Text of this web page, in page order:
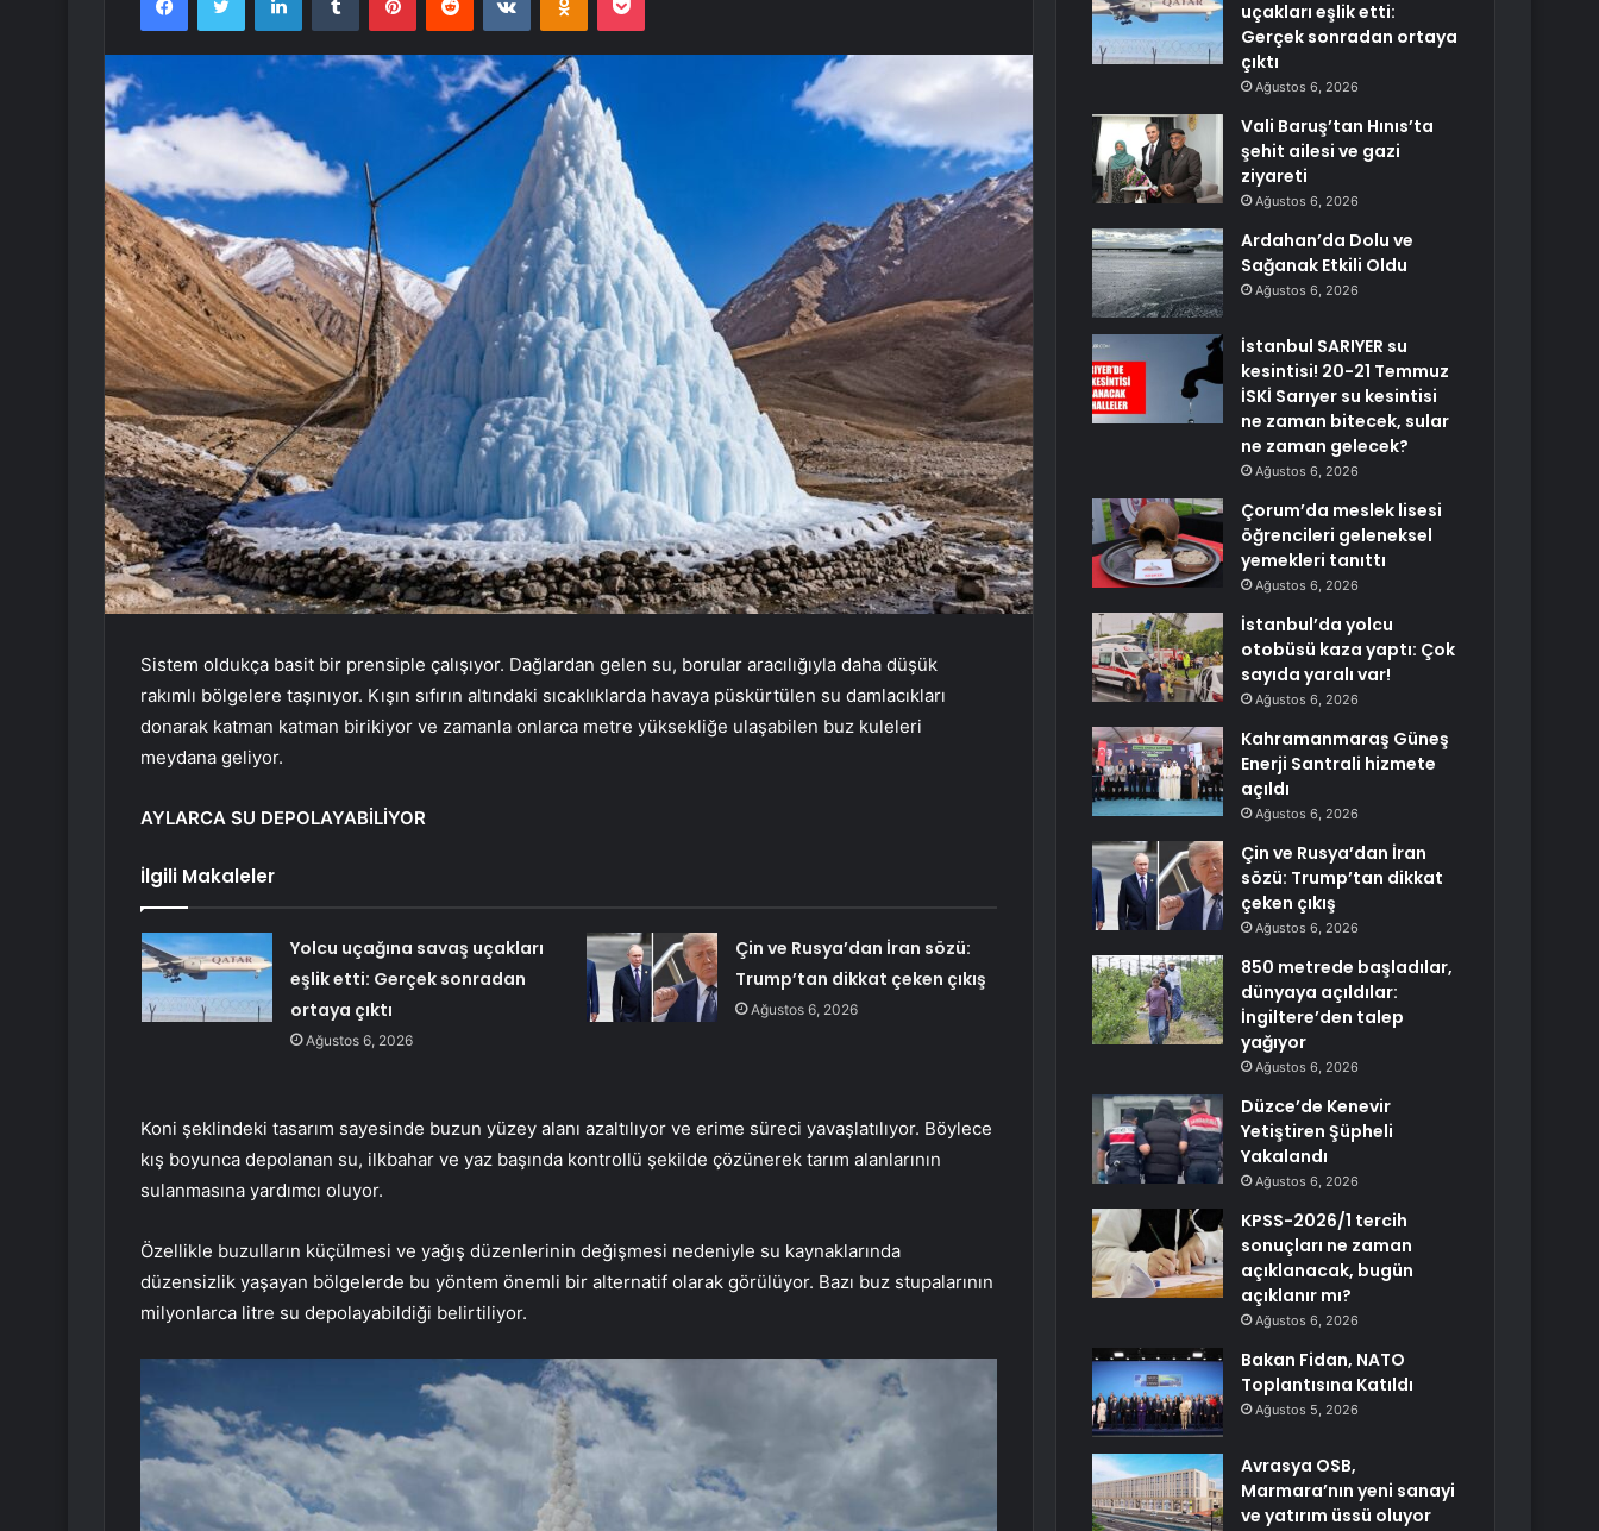
Sistem oldukça basit bir prensiple çalışıyor. Dağlardan gelen su, borular aracılığıyla daha düşük
rakımlı bölgelere taşınıyor. Kışın sıfırın altındaki sıcaklıklarda havaya püskürtülen su damlacıkları
donarak katman katman birikiyor ve zamanla onlarca metre yüksekliğe ulaşabilen buz kuleleri
meydana geliyor.
AYLARCA SU DEPOLAYABİLİYOR
İlgili Makaleler
Yolcu uçağına savaş uçakları
eşlik etti: Gerçek sonradan
ortaya çıktı
Ağustos 6, 2026
Çin ve Rusya’dan İran sözü:
Trump’tan dikkat çeken çıkış
Ağustos 6, 2026
Koni şeklindeki tasarım sayesinde buzun yüzey alanı azaltılıyor ve erime süreci yavaşlatılıyor. Böylece
kış boyunca depolanan su, ilkbahar ve yaz başında kontrollü şekilde çözünerek tarım alanlarının
sulanmasına yardımcı oluyor.
Özellikle buzulların küçülmesi ve yağış düzenlerinin değişmesi nedeniyle su kaynaklarında
düzensizlik yaşayan bölgelerde bu yöntem önemli bir alternatif olarak görülüyor. Bazı buz stupalarının
milyonlarca litre su depolayabildiği belirtiliyor.
uçakları eşlik etti:
Gerçek sonradan ortaya
çıktı
Ağustos 6, 2026
Vali Baruş’tan Hınıs’ta
şehit ailesi ve gazi
ziyareti
Ağustos 6, 2026
Ardahan’da Dolu ve
Sağanak Etkili Oldu
Ağustos 6, 2026
İstanbul SARIYER su
kesintisi! 20-21 Temmuz
İSKİ Sarıyer su kesintisi
ne zaman bitecek, sular
ne zaman gelecek?
Ağustos 6, 2026
Çorum’da meslek lisesi
öğrencileri geleneksel
yemekleri tanıttı
Ağustos 6, 2026
İstanbul’da yolcu
otobüsü kaza yaptı: Çok
sayıda yaralı var!
Ağustos 6, 2026
Kahramanmaraş Güneş
Enerji Santrali hizmete
açıldı
Ağustos 6, 2026
Çin ve Rusya’dan İran
sözü: Trump’tan dikkat
çeken çıkış
Ağustos 6, 2026
850 metrede başladılar,
dünyaya açıldılar:
İngiltere’den talep
yağıyor
Ağustos 6, 2026
Düzce’de Kenevir
Yetiştiren Şüpheli
Yakalandı
Ağustos 6, 2026
KPSS-2026/1 tercih
sonuçları ne zaman
açıklanacak, bugün
açıklanır mı?
Ağustos 6, 2026
Bakan Fidan, NATO
Toplantısına Katıldı
Ağustos 5, 2026
Avrasya OSB,
Marmara’nın yeni sanayi
ve yatırım üssü oluyor